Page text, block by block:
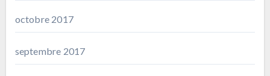
octobre 2017
septembre 2017